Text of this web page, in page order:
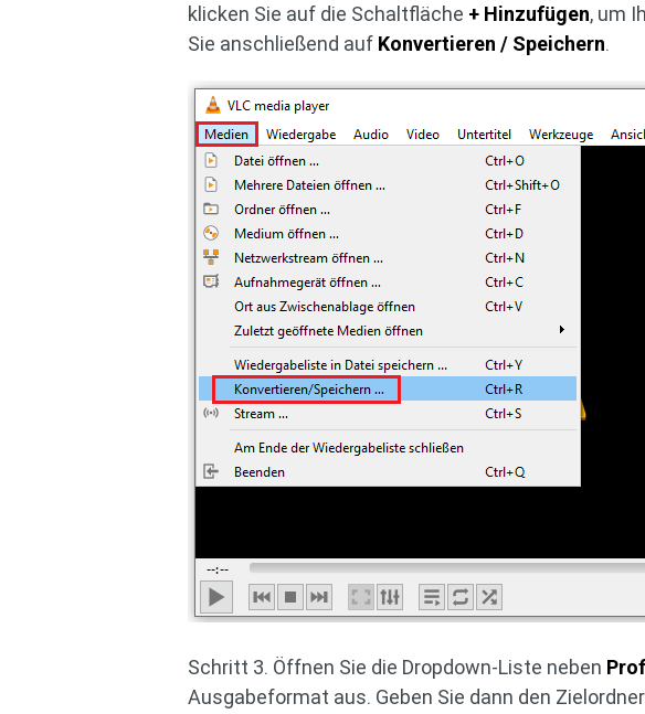
klicken Sie auf die Schaltfläche + Hinzufügen, um
Sie anschließend auf Konvertieren / Speichern.
Schritt 3. Öffnen Sie die Dropdown-Liste neben
Ausgabeformat aus. Geben Sie dann den